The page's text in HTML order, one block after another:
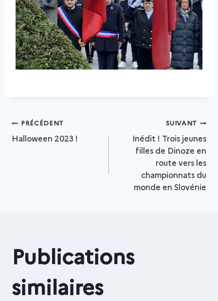
Navigation
PRÉCÉDENT
Halloween 2023 !
SUIVANT
Inédit ! Trois jeunes
filles de Dinoze en
route vers les
championnats du
monde en Slovénie
Publications
similaires